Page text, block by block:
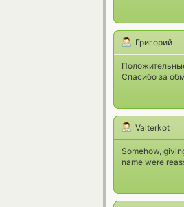
Григорий
Спасибо за
Valterkot
Somehow,
name were